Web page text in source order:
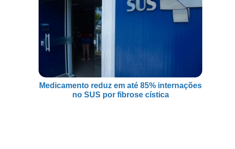
Medicamento reduz em até 85% internações
no SUS por fibrose cística